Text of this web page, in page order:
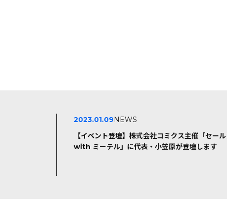
2023.01.09NEWS
【イベント登壇】株式会社コミクス主催「セー
with ミーテル」に代表・小笠原が登壇します